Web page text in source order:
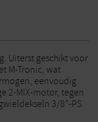
Uiterst geschikt voor
M-Tronic, wat
eenvoudig
2-MIX-motor, tegen
3/8”-PS